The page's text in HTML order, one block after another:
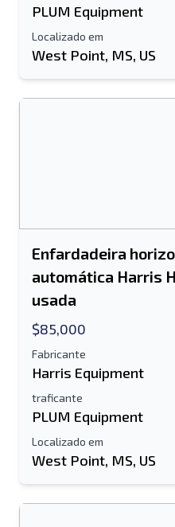
PLUM Equipment
Localizado em
West Point, MS, US
Enfardadeira
automática Harris
usada
$85,000
Fabricante
Harris Equipment
traficante
PLUM Equipment
Localizado em
West Point, MS, US